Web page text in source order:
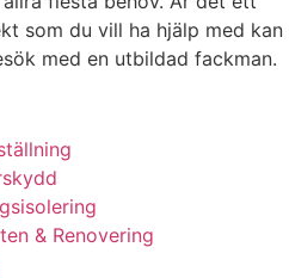
som du vill ha hjälp med kan
med en utbildad fackman.
& Renovering